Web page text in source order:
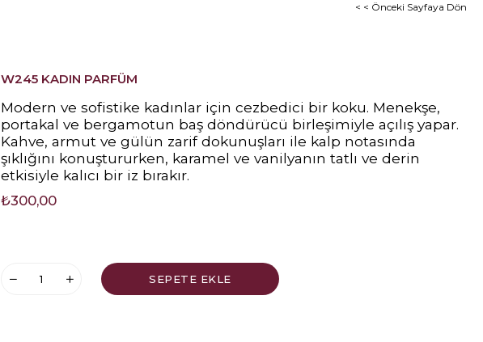
< < Önceki Sayfaya Dön
W245 KADIN PARFÜM
Modern ve sofistike kadınlar için cezbedici bir koku. Menekşe,
portakal ve bergamotun baş döndürücü birleşimiyle açılış yapar.
Kahve, armut ve gülün zarif dokunuşları ile kalp notasında
şıklığını konuştururken, karamel ve vanilyanın tatlı ve derin
etkisiyle kalıcı bir iz bırakır.
₺300,00